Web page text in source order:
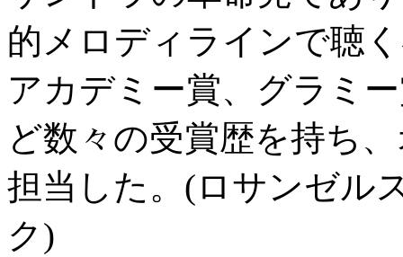
的メロディラインで聴
アカデミー賞、グラミ
ど数々の受賞歴を持ち
担当した。(ロサンゼル
ク)